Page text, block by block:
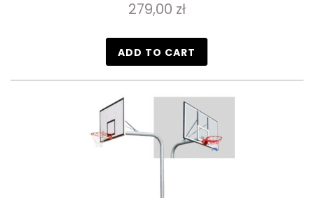
279,00 zł
ADD TO CART